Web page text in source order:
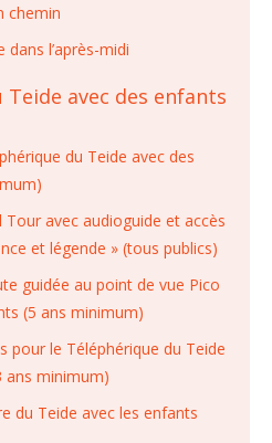
chemin
l’après-midi
Teide avec des enfants
du Teide avec des
Tour avec audioguide et accès
et légende » (tous publics)
guidée au point de vue Pico
(5 ans minimum)
pour le Téléphérique du Teide
ans minimum)
du Teide avec les enfants